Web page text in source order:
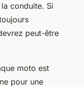
conduite. Si
peut-être
moto est
pour une